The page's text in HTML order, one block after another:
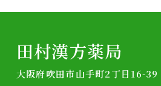
ー
田村漢方薬局
大阪府吹田市山手町2丁目16-39